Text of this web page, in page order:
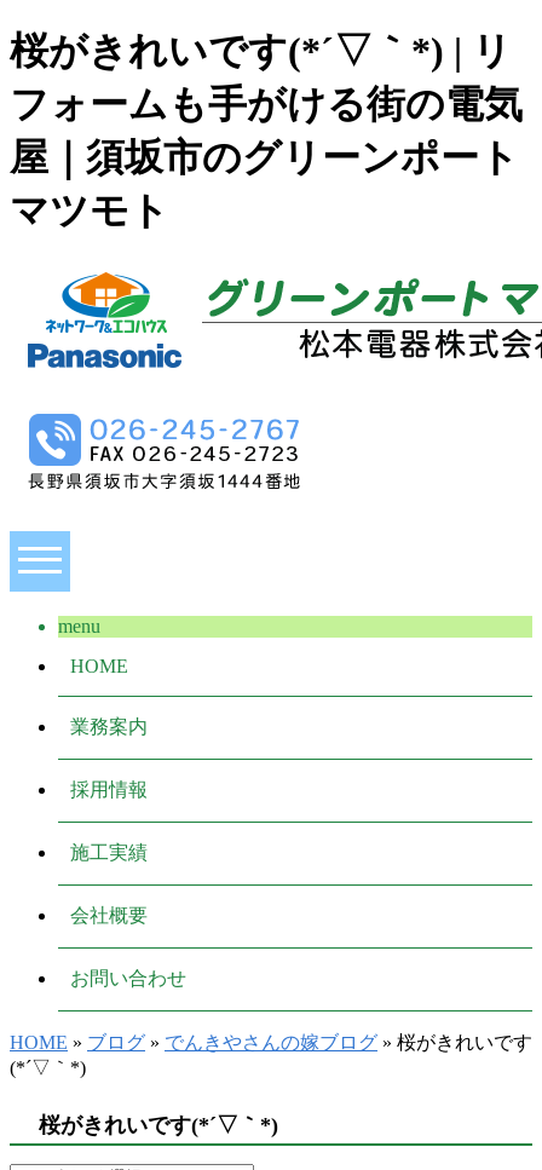
桜がきれいです(*´▽｀*) | リ
フォームも手がける街の電気
屋｜須坂市のグリーンポート
マツモト
menu
HOME
業務案内
採用情報
施工実績
会社概要
お問い合わせ
HOME » ブログ » でんきやさんの嫁ブログ » 桜がきれいです
(*´▽｀*)
桜がきれいです(*´▽｀*)